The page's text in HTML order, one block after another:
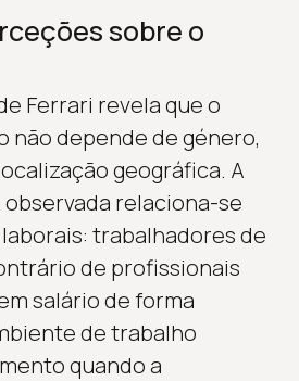
sobre o
Ferrari revela que o
não depende de género,
geográfica. A
relaciona-se
trabalhadores de
de profissionais
salário de forma
de trabalho
quando a